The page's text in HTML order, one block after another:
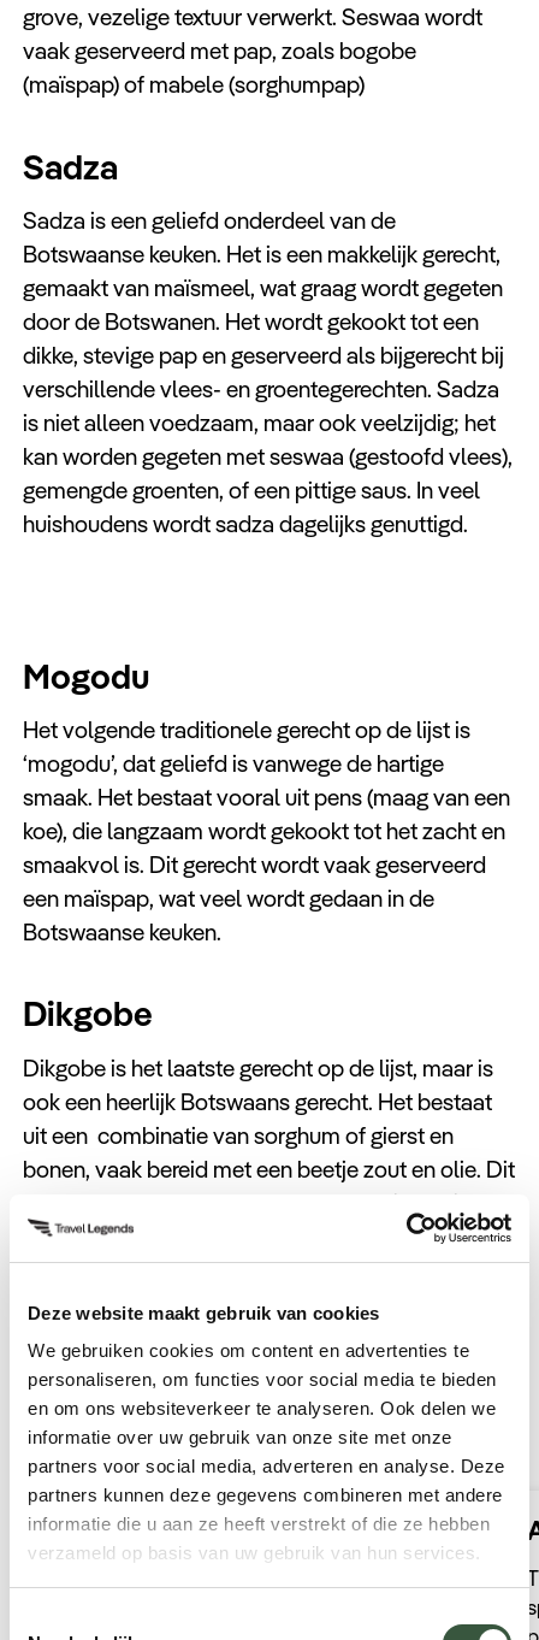
Deze website maakt gebruik van cookies
We gebruiken cookies om content en advertenties te
personaliseren, om functies voor social media te bieden
en om ons websiteverkeer te analyseren. Ook delen we
informatie over uw gebruik van onze site met onze
partners voor social media, adverteren en analyse. Deze
partners kunnen deze gegevens combineren met andere
informatie die u aan ze heeft verstrekt of die ze hebben
verzameld op basis van uw gebruik van hun services.
grove, vezelige textuur verwerkt. Seswaa wordt
vaak geserveerd met pap, zoals bogobe
(maïspap) of mabele (sorghumpap)
Sadza
Sadza is een geliefd onderdeel van de
Botswaanse keuken. Het is een makkelijk gerecht,
gemaakt van maïsmeel, wat graag wordt gegeten
door de Botswanen. Het wordt gekookt tot een
dikke, stevige pap en geserveerd als bijgerecht bij
verschillende vlees- en groentegerechten. Sadza
is niet alleen voedzaam, maar ook veelzijdig; het
kan worden gegeten met seswaa (gestoofd vlees),
gemengde groenten, of een pittige saus. In veel
huishoudens wordt sadza dagelijks genuttigd.
Mogodu
Het volgende traditionele gerecht op de lijst is
‘mogodu’, dat geliefd is vanwege de hartige
smaak. Het bestaat vooral uit pens (maag van een
koe), die langzaam wordt gekookt tot het zacht en
smaakvol is. Dit gerecht wordt vaak geserveerd
een maïspap, wat veel wordt gedaan in de
Botswaanse keuken.
Dikgobe
Dikgobe is het laatste gerecht op de lijst, maar is
ook een heerlijk Botswaans gerecht. Het bestaat
uit een combinatie van sorghum of gierst en
bonen, vaak bereid met een beetje zout en olie. Dit
gerecht wordt meestal gekookt tot de ingrediënten
zacht en goed gemengd zijn, wat resulteert in een
stevige en hartige maaltijd.
Onze reizen naar Botswana
Klassiek Botswana